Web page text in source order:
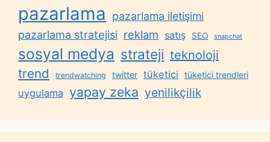
pazarlama
pazarlama iletişimi
pazarlama stratejisi reklam satış SEO snapchat
sosyal medya strateji teknoloji
trend trendwatching twitter tüketici tüketici trendleri
uygulama yapay zeka yenilikçilik